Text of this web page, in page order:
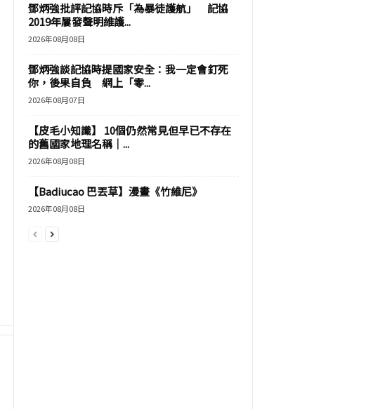
鄧炳強批評記協時斥「為暴徒護航」 記協
2019年屢發聲明維護...
2026年08月08日
鄧炳強談記協時提國家安全：我一定會釘死
你，後果自負 網上「零...
2026年08月07日
【皮毛小知識】 10個仍然常見但早已不存在
的舊國家地理名稱｜...
2026年08月08日
【Badiucao 巴丟草】漫畫《竹維尼》
2026年08月08日